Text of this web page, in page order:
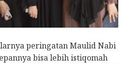
peringatan Maulid Nabi
bisa lebih istiqomah